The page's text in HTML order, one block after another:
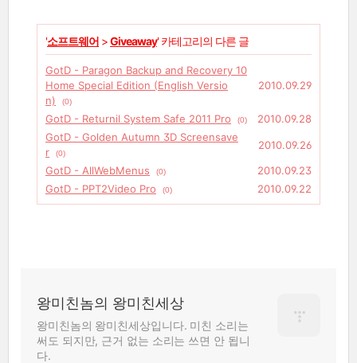
'소프트웨어 >Giveaway' 카테고리의 다른 글
GotD - Paragon Backup and Recovery 10
Home Special Edition (English Versio
n)
(0)
2010.09.29
GotD - Returnil System Safe 2011 Pro (0)
2010.09.28
GotD - Golden Autumn 3D Screensave
r
(0)
2010.09.26
GotD - AllWebMenus
(0)
2010.09.23
GotD - PPT2Video Pro
(0) 2010.09.22
왕미친놈의 왕미친세상
왕미친놈의 왕미친세상입니다. 미친 소리는
써도 되지만, 근거 없는 소리는 쓰면 안 됩니
다.